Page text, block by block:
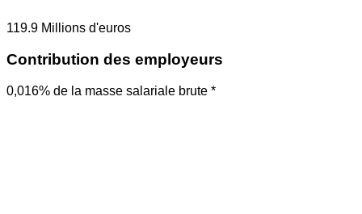
119.9 Millions d'euros
Contribution des employeurs
0,016% de la masse salariale brute *